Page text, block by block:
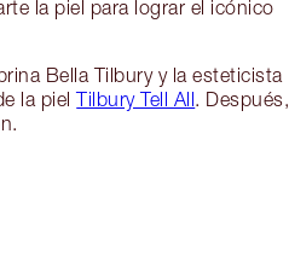
la piel para lograr el icónico
Bella Tilbury y la esteticista
la pielTilbury Tell All. Después,